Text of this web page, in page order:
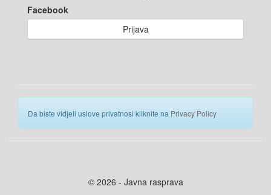
Facebook
Prijava
Da biste vidjeli uslove privatnosi kliknite na Privacy Policy
© 2026 - Javna rasprava